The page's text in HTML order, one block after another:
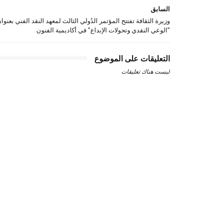
السابق
وزيرة الثقافة تفتتح المؤتمر الدُولي الثالث لمعهد النقد الفني
"الوعي النقدي وتحولات الإبداع" في أكاديمية الفنون
التعليقات على الموضوع
ليست هناك تعليقات